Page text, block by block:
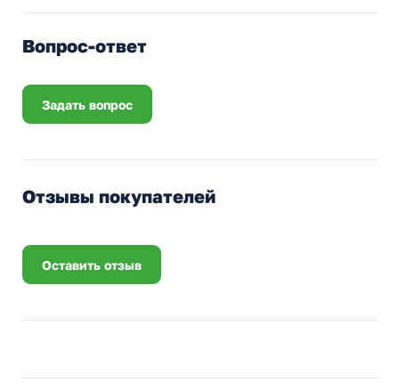
Вопрос-ответ
Задать вопрос
Отзывы покупателей
Оставить отзыв